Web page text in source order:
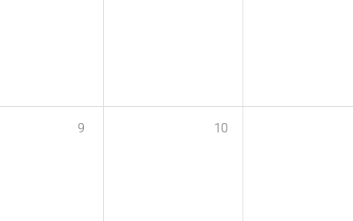
9 10